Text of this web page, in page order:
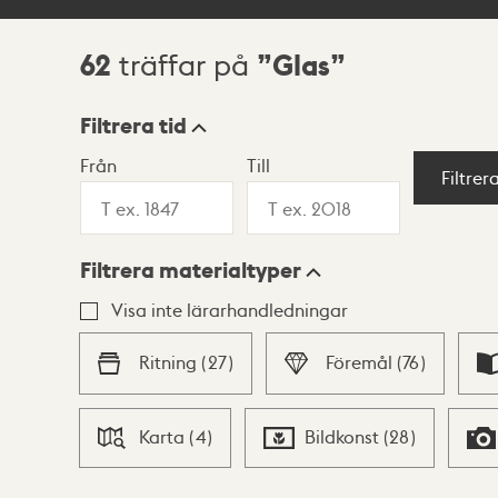
Sökresultat
62 träffar på Glas
Visningsläge
Lista Karta
Filtrera tid
Från Till
Filtrera materialtyper
Visa inte lärarhandledningar
Ritning (27) Föremål (76)
Karta (4) Bildkonst (28)